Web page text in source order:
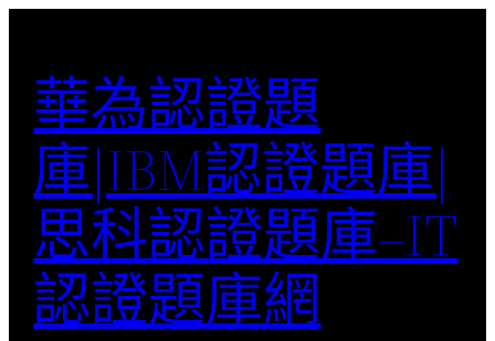
華為認證題
庫|IBM認證題庫|
思科認證題庫–IT
認證題庫網